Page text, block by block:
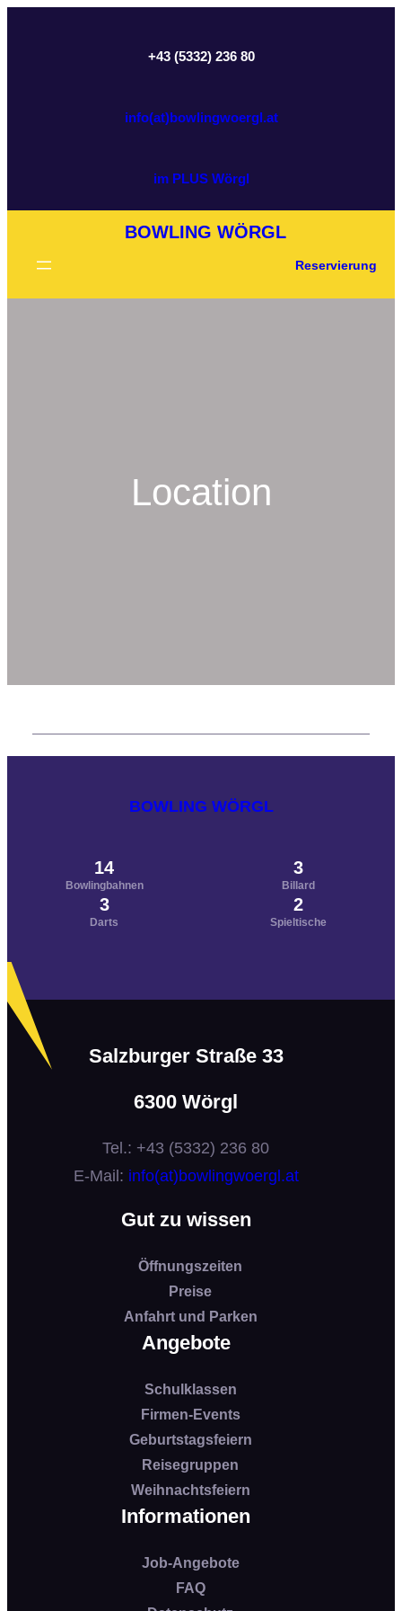
+43 (5332) 236 80
info(at)bowlingwoergl.at
im PLUS Wörgl
BOWLING WÖRGL
Reservierung
Location
BOWLING WÖRGL
14
Bowlingbahnen
3
Billard
3
Darts
2
Spieltische
Salzburger Straße 33
6300 Wörgl
Tel.: +43 (5332) 236 80
E-Mail: info(at)bowlingwoergl.at
Gut zu wissen
Öffnungszeiten
Preise
Anfahrt und Parken
Angebote
Schulklassen
Firmen-Events
Geburtstagsfeiern
Reisegruppen
Weihnachtsfeiern
Informationen
Job-Angebote
FAQ